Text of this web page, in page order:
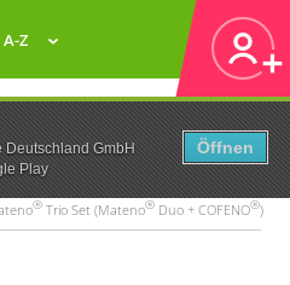
Deutschland GmbH
Play
Öffnen
A-Z
® Trio Set (Mateno® Duo + COFENO®)